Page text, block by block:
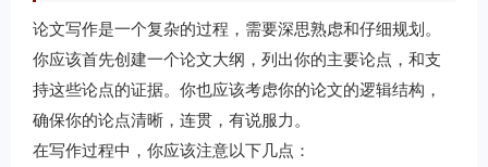
论文写作是一个复杂的过程，需要深思熟虑和仔细规划。
你应该首先创建一个论文大纲，列出你的主要论点，和支
持这些论点的证据。你也应该考虑你的论文的逻辑结构，
确保你的论点清晰，连贯，有说服力。
在写作过程中，你应该注意以下几点：